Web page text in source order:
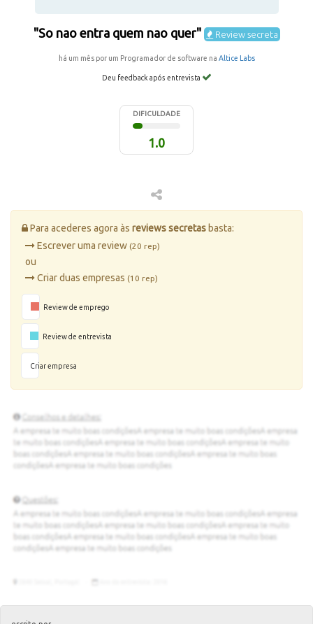
"So nao entra quem nao quer" Review secreta
há um mês por um Programador de software na Altice Labs
Deu feedback após entrevista
DIFICULDADE
1.0
Para acederes agora às reviews secretas basta:
Escrever uma review (20 rep)
ou
Criar duas empresas (10 rep)
Review de emprego
Review de entrevista
Criar empresa